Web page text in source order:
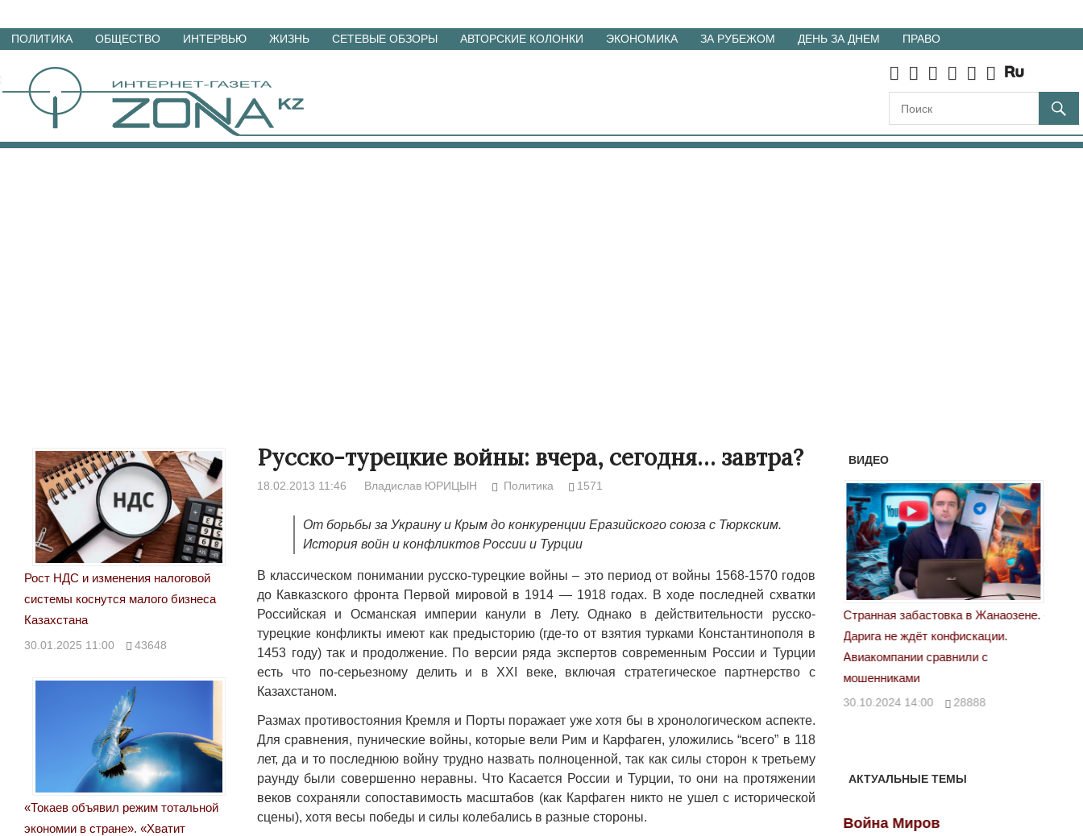
Перейти
материалам
ПОЛИТИКА ОБЩЕСТВО ИНТЕРВЬЮ ЖИЗНЬ СЕТЕВЫЕ ОБЗОРЫ АВТОРСКИЕ КОЛОНКИ ЭКОНОМИКА ЗА РУБЕЖОМ ДЕНЬ ЗА ДНЕМ ПРАВО
Русско-турецкие войны: вчера, сегодня… завтра?
18.02.2013 11:46 Владислав ЮРИЦЫН Политика 1571
От борьбы за Украину и Крым до конкуренции Еразийского союза с Тюркским.
История войн и конфликтов России и Турции
В классическом понимании русско-турецкие войны – это период от войны 1568-1570 годов
до Кавказского фронта Первой мировой в 1914 — 1918 годах. В ходе последней схватки
Российская и Османская империи канули в Лету. Однако в действительности русско-
турецкие конфликты имеют как предысторию (где-то от взятия турками Константинополя в
1453 году) так и продолжение. По версии ряда экспертов современным России и Турции
есть что по-серьезному делить и в XXI веке, включая стратегическое партнерство с
Казахстаном.
Размах противостояния Кремля и Порты поражает уже хотя бы в хронологическом аспекте.
Для сравнения, пунические войны, которые вели Рим и Карфаген, уложились “всего” в 118
лет, да и то последнюю войну трудно назвать полноценной, так как силы сторон к третьему
раунду были совершенно неравны. Что Касается России и Турции, то они на протяжении
веков сохраняли сопоставимость масштабов (как Карфаген никто не ушел с исторической
сцены), хотя весы победы и силы колебались в разные стороны.
Рост НДС и изменения налоговой
системы коснутся малого бизнеса
Казахстана
30.01.2025 11:00 43648
«Токаев объявил режим тотальной
экономии в стране». «Хватит
ВИДЕО
Народ выбрал свет
17.10.2024 17:00 29972
Странная забастовка в Жанаозене.
Дарига не ждёт конфискации.
Авиакомпании сравнили с
мошенниками
«Новый Казахстан не говорит всей
правды»
29.10.2024 09:00 39623
АКТУАЛЬНЫЕ ТЕМЫ
Война Миров Война Миров